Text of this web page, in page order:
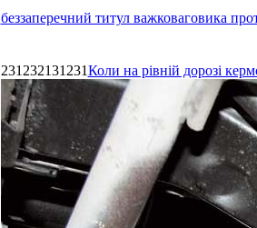
беззаперечний титул важковаговика
231232131231Коли на рівній дорозі